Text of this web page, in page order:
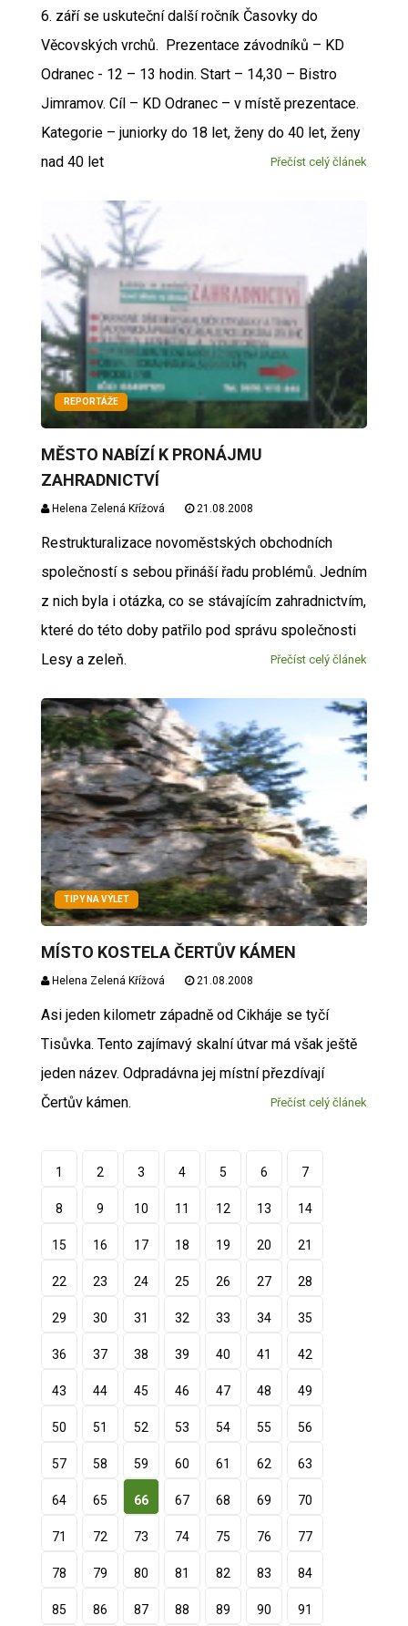
6. září se uskuteční další ročník Časovky do
Věcovských vrchů. Prezentace závodníků – KD
Odranec - 12 – 13 hodin. Start – 14,30 – Bistro
Jimramov. Cíl – KD Odranec – v místě prezentace.
Kategorie – juniorky do 18 let, ženy do 40 let, ženy
nad 40 let
Přečíst celý článek
REPORTÁŽE
MĚSTO NABÍZÍ K PRONÁJMU
ZAHRADNICTVÍ
Helena Zelená Křížová 21.08.2008
Restrukturalizace novoměstských obchodních
společností s sebou přináší řadu problémů. Jedním
z nich byla i otázka, co se stávajícím zahradnictvím,
které do této doby patřilo pod správu společnosti
Lesy a zeleň.
Přečíst celý článek
TIPY NA VÝLET
MÍSTO KOSTELA ČERTŮV KÁMEN
Helena Zelená Křížová 21.08.2008
Asi jeden kilometr západně od Cikháje se tyčí
Tisůvka. Tento zajímavý skalní útvar má však ještě
jeden název. Odpradávna jej místní přezdívají
Čertův kámen.
Přečíst celý článek
1 2 3 4 5 6 7
8 9 10 11 12 13 14
15 16 17 18 19 20 21
22 23 24 25 26 27 28
29 30 31 32 33 34 35
36 37 38 39 40 41 42
43 44 45 46 47 48 49
50 51 52 53 54 55 56
57 58 59 60 61 62 63
64 65 66 67 68 69 70
71 72 73 74 75 76 77
78 79 80 81 82 83 84
85 86 87 88 89 90 91